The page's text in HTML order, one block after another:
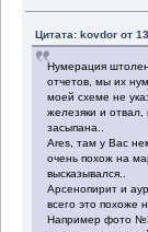
Цитата: kovdor от
Нумерация
отчетов, мы их
моей схеме не
железяки и
засыпана..
Ares, там у Вас
очень похож на
высказывался..
Арсенопирит и
всего это похоже
Например фото